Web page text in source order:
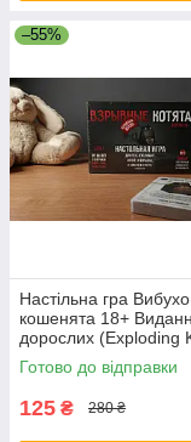
–55%
Настільна гра
кошенята 18+
дорослих (Exploding
+ правила
Готово до відправки
125 ₴ 280 ₴